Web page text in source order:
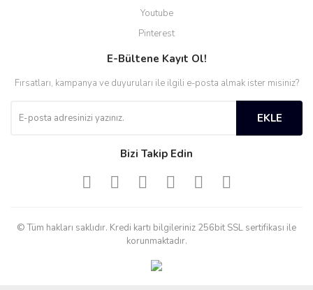
Youtube
Pinterest
E-Bültene Kayıt Ol!
Fırsatları, kampanya ve duyuruları ile ilgili e-posta almak ister misiniz?
EKLE
Bizi Takip Edin
© Tüm hakları saklıdır. Kredi kartı bilgileriniz 256bit SSL sertifikası ile
korunmaktadır.